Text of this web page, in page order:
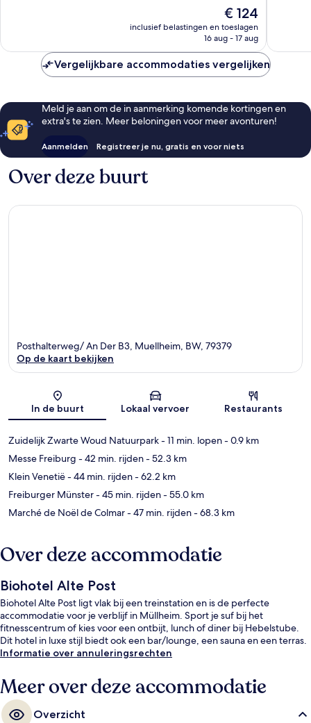
De
prijs
is
€ 124
inclusief belastingen en toeslagen
16 aug - 17 aug
Vergelijkbare accommodaties vergelijken
Meld je aan om de in aanmerking komende kortingen en
extra's te zien. Meer beloningen voor meer avonturen!
Aanmelden Registreer je nu, gratis en voor niets
Over deze buurt
Kaart
Posthalterweg/ An Der B3, Muellheim, BW, 79379
Op de kaart bekijken
In de buurt Lokaal vervoer Restaurants
Zuidelijk Zwarte Woud Natuurpark- 11 min. lopen- 0.9 km
Messe Freiburg - 42 min. rijden- 52.3 km
Klein Venetië- 44 min. rijden- 62.2 km
Freiburger Münster- 45 min. rijden- 55.0 km
Marché de Noël de Colmar- 47 min. rijden- 68.3 km
Over deze accommodatie
Biohotel Alte Post
Biohotel Alte Post ligt vlak bij een treinstation en is de perfecte
accommodatie voor je verblijf in Müllheim. Sport je suf bij het
fitnesscentrum of kies voor een ontbijt, lunch of diner bij Hebelstube.
Dit hotel in luxe stijl biedt ook een bar/lounge, een sauna en een terras.
Informatie over annuleringsrechten
Meer over deze accommodatie
Overzicht